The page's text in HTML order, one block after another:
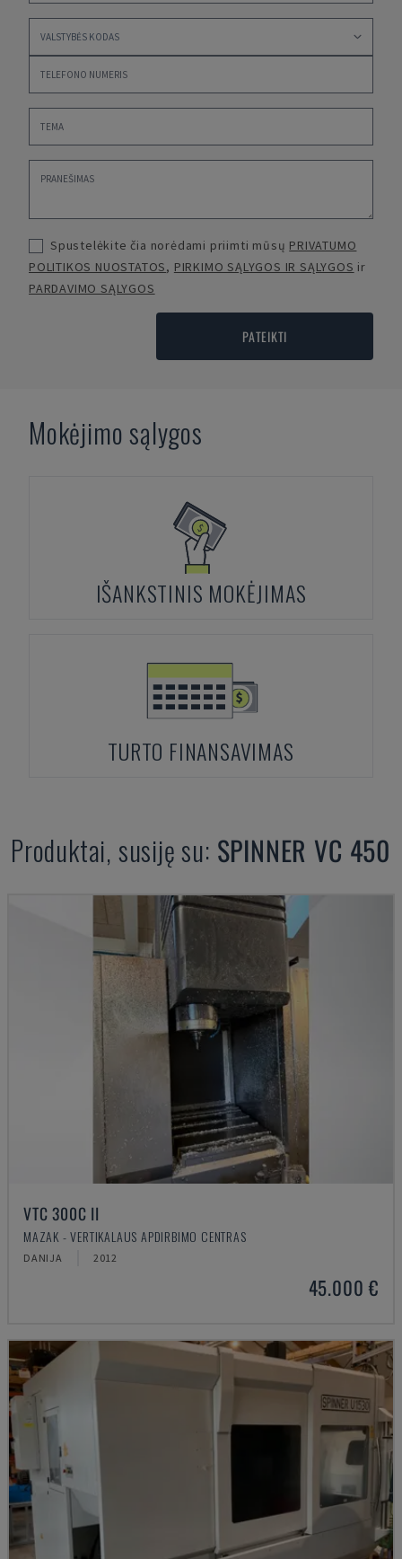
Spustelėkite čia norėdami priimti mūsų PRIVATUMO
POLITIKOS NUOSTATOS, PIRKIMO SĄLYGOS IR SĄLYGOS ir
PARDAVIMO SĄLYGOS
PATEIKTI
Mokėjimo sąlygos
IŠANKSTINIS MOKĖJIMAS
TURTO FINANSAVIMAS
Produktai, susiję su: SPINNER VC 450
VTC 300C II
MAZAK - VERTIKALAUS APDIRBIMO CENTRAS
DANIJA 2012
45.000 €